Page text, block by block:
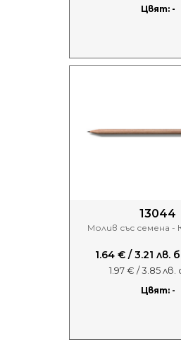
Цвят: -
13044
Молив със семена -
1.64 € / 3.21 лв.
1.97 € / 3.85
Цвят: -